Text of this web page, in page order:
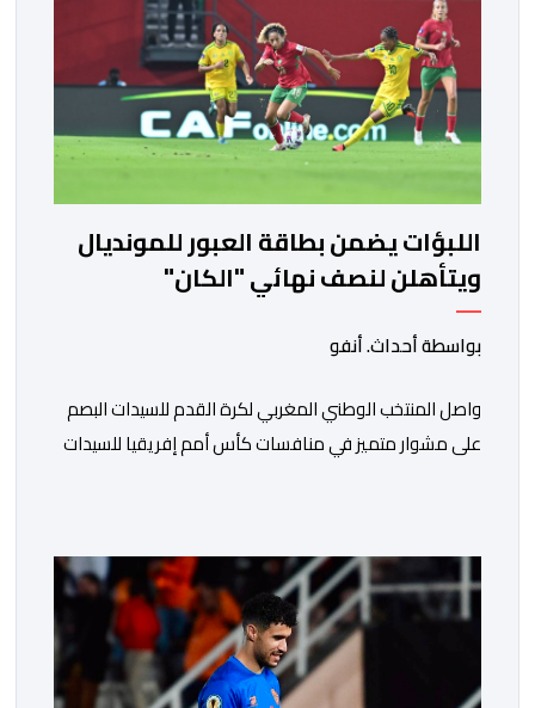
اللبؤات يضمن بطاقة العبور للمونديال
ويتأهلن لنصف نهائي "الكان"
بواسطة أحداث. أنفو
واصل المنتخب الوطني المغربي لكرة القدم للسيدات البصم
على مشوار متميز في منافسات كأس أمم إفريقيا للسيدات
التي جمعتهما، مساء اليوم السبت على أرضية ملعب مولاي
الحسن بالرباط، برسم الدور ربع النهائي، ليضمن بذلك رسميا
مشاركته […]